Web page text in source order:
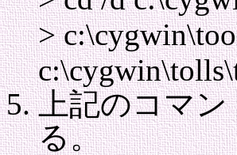
>
上記のコマ
る。